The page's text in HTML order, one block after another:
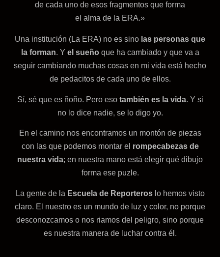
de cada uno de esos fragmentos que forma
el alma de la ERA.»
Una institución (La ERA) no es sino las personas que
la forman. Y el sueñoque ha cambiado y que va a
seguir cambiando muchas cosas en mi vida está hecho
de pedacitos de cada uno de ellos.
Sí, sé que es ñoño. Pero eso también es la vida. Y si
no lo dice nadie, se lo digo yo.
En el camino nos encontramos un montón de piezas
con las que podemos montar el rompecabezas de
nuestra vida; en nuestra mano está elegir qué dibujo
forma ese puzle.
La gente de la Escuela de Reporteroslo hemos visto
claro. El nuestro es un mundo de luz y color, no porque
desconozcamos o nos riamos del peligro, sino porque
es nuestra manera de luchar contra él.